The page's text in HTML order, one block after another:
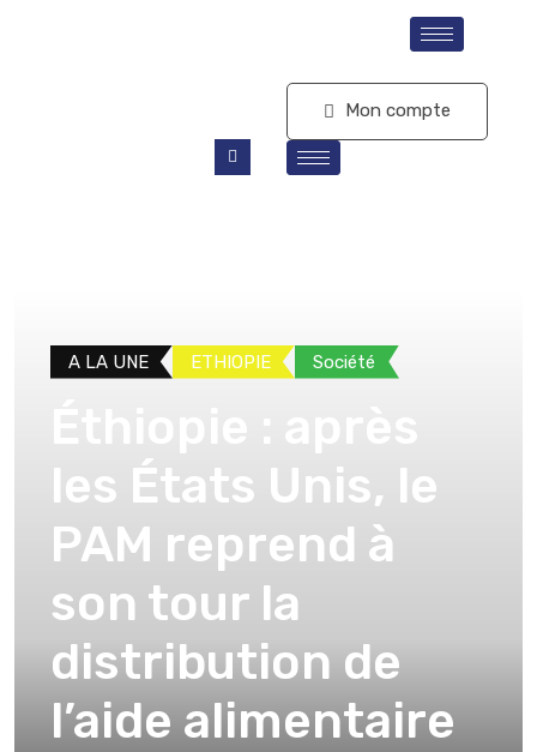
Mon compte
A LA UNE ETHIOPIE Société
les États Unis, le
PAM reprend à
son tour la
distribution de
l’aide alimentaire